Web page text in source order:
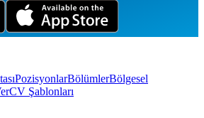
PozisyonlarBölümlerBölgesel
CV Şablonları